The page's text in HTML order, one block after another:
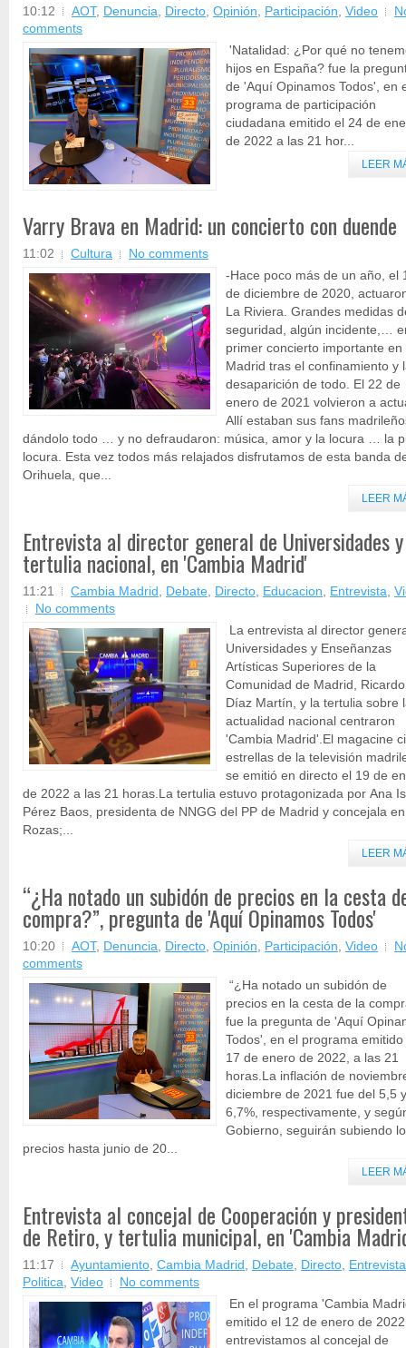
10:12 AOT, Denuncia, Directo, Opinión, Participación, Video
comments
'Natalidad: ¿Por qué no
hijos en España? fue la
de 'Aquí Opinamos Todos', en
programa de participación
ciudadana emitido el 24 de
de 2022 a las 21 hor...
LEER
Varry Brava en Madrid: un concierto con duende
11:02 Cultura
No comments
-Hace poco más de un año, el
de diciembre de 2020,
La Riviera. Grandes medidas
seguridad, algún incidente,…
primer concierto importante en
Madrid tras el confinamiento y
desaparición de todo. El 22 de
enero de 2021 volvieron a
Allí estaban sus fans
dándolo todo … y no defraudaron: música, amor y la locura … la
locura. Esta vez todos más relajados disfrutamos de esta banda
Orihuela, que...
LEER
Entrevista al director general de Universidades y
tertulia nacional, en 'Cambia Madrid'
11:21 Cambia Madrid , Debate, Directo, Educacion, Entrevista,
No comments
La entrevista al director
Universidades y Enseñanzas
Artísticas Superiores de la
Comunidad de Madrid, Ricardo
Díaz Martín, y la tertulia sobre
actualidad nacional centraron
'Cambia Madrid'.El magacine
estrellas de la televisión
se emitió en directo el 19 de
de 2022 a las 21 horas.La tertulia estuvo protagonizada por Ana
Pérez Baos, presidenta de NNGG del PP de Madrid y concejala
Rozas;...
LEER
“¿Ha notado un subidón de precios en la cesta
compra?”, pregunta de 'Aquí Opinamos Todos'
10:20 AOT, Denuncia, Directo, Opinión, Participación, Video
comments
“¿Ha notado un subidón de
precios en la cesta de la
fue la pregunta de 'Aquí
Todos', en el programa emitido
17 de enero de 2022, a las 21
horas.La inflación de
diciembre de 2021 fue del 5,5 y
6,7%, respectivamente, y
Gobierno, seguirán subiendo
precios hasta junio de 20...
LEER
Entrevista al concejal de Cooperación y
de Retiro, y tertulia municipal, en 'Cambia
11:17 Ayuntamiento, Cambia Madrid , Debate, Directo, Entrevista
Politica, Video
No comments
En el programa 'Cambia
emitido el 12 de enero de
entrevistamos al concejal de